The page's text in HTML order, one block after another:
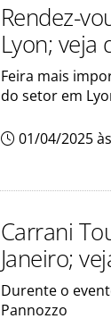
Rendez-
Lyon; veja
Feira mais
do setor em
01/04/2025
Carrani
Janeiro;
Durente o
Pannozzo